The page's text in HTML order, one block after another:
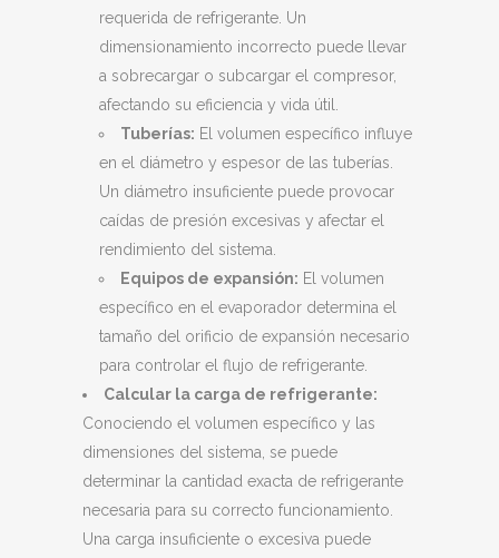
requerida de refrigerante. Un
dimensionamiento incorrecto puede llevar
a sobrecargar o subcargar el compresor,
afectando su eficiencia y vida útil.
Tuberías: El volumen específico influye
en el diámetro y espesor de las tuberías.
Un diámetro insuficiente puede provocar
caídas de presión excesivas y afectar el
rendimiento del sistema.
Equipos de expansión: El volumen
específico en el evaporador determina el
tamaño del orificio de expansión necesario
para controlar el flujo de refrigerante.
Calcular la carga de refrigerante:
Conociendo el volumen específico y las
dimensiones del sistema, se puede
determinar la cantidad exacta de refrigerante
necesaria para su correcto funcionamiento.
Una carga insuficiente o excesiva puede